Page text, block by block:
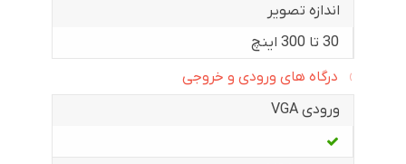
اندازه تصویر
30 تا 300 اینچ
درگاه های ورودی و خروجی
ورودی VGA